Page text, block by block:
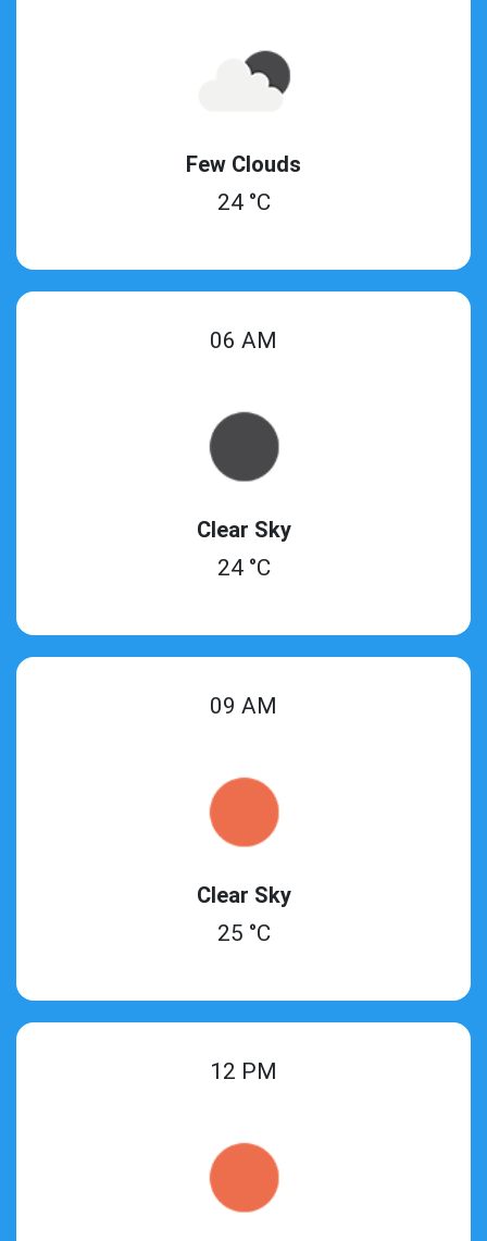
Few Clouds
24 °C
06 AM
Clear Sky
24 °C
09 AM
Clear Sky
25 °C
12 PM